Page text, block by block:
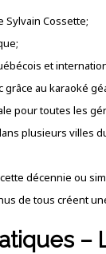
Sylvain Cossette;
et
au karaoké
pour toutes les
plusieurs villes
décennie ou
de tous créent
–